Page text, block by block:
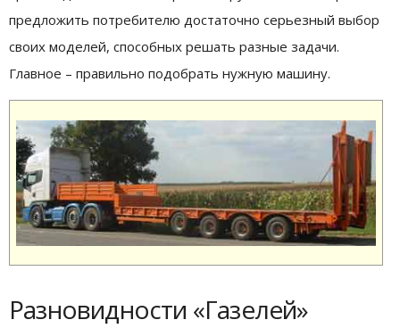
предложить потребителю достаточно серьезный выбор
своих моделей, способных решать разные задачи.
Главное – правильно подобрать нужную машину.
Разновидности «Газелей»